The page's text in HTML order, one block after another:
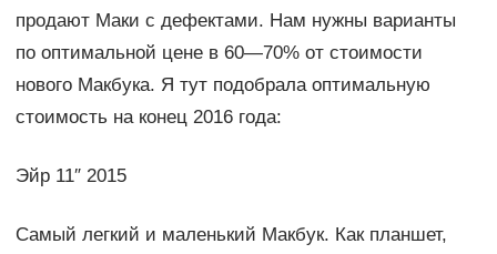
продают Маки с дефектами. Нам нужны варианты
по оптимальной цене в 60—70% от стоимости
нового Макбука. Я тут подобрала оптимальную
стоимость на конец 2016 года:
Эйр 11″ 2015
Самый легкий и маленький Макбук. Как планшет,